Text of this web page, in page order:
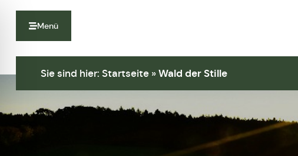
Menü
Sie sind hier: Startseite »Wald der Stille